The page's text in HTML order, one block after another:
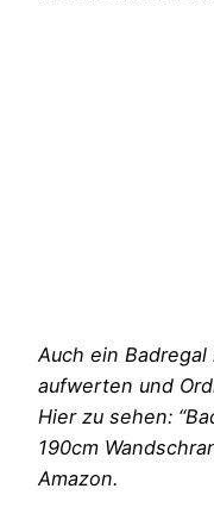
Auch ein
aufwerten und
Hier zu sehen:
190cm
Amazon.